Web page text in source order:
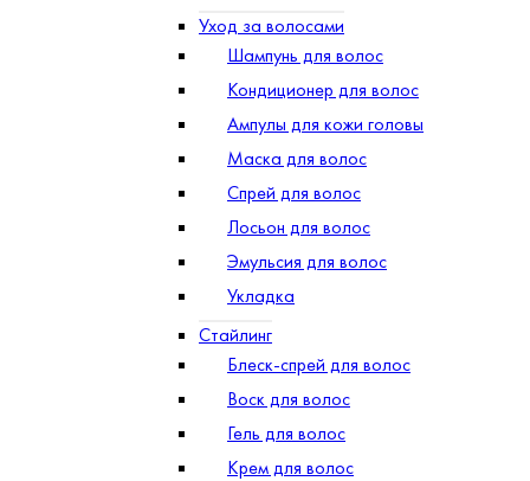
Уход за волосами
Шампунь для волос
Кондиционер для волос
Ампулы для кожи головы
Маска для волос
Спрей для волос
Лосьон для волос
Эмульсия для волос
Укладка
Стайлинг
Блеск-спрей для волос
Воск для волос
Гель для волос
Крем для волос